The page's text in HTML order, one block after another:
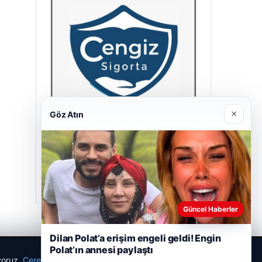
Cengiz Sigorta
23/06/2026
Çerez Politikamız
Göz Atın ×
Güncel Haberler
Dilan Polat’a erişim engeli geldi! Engin
Polat’ın annesi paylaştı